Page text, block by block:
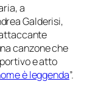
a
Galderisi,
canzone che
e atto
è leggenda”.